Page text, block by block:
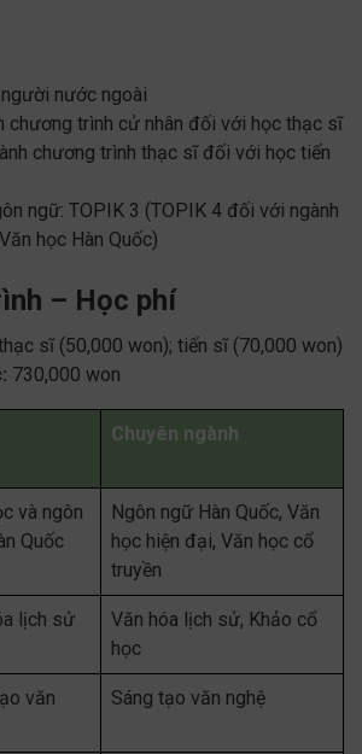
nước ngoài
chương trình cử nhân đối với học thạc sĩ
chương trình thạc sĩ đối với học tiến
ngữ: TOPIK 3 (TOPIK 4 đối với ngành
học Hàn Quốc)
– Học phí
sĩ (50,000 won); tiến sĩ (70,000 won)
730,000 won
Chuyên ngành
và ngôn
Quốc
Ngôn ngữ Hàn Quốc, Văn
học hiện đại, Văn học cổ
truyền
lịch sử
Văn hóa lịch sử, Khảo cổ
học
văn
Sáng tạo văn nghệ